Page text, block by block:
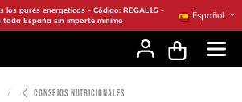
los purés energeticos - Código: REGAL15 -
España sin importe minimo
Español
CONSEJOS NUTRICIONALES